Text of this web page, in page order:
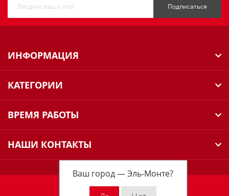
Ваш город —Эль-Монте?
Подписаться
ИНФОРМАЦИЯ
КАТЕГОРИИ
ВРЕМЯ РАБОТЫ
НАШИ КОНТАКТЫ